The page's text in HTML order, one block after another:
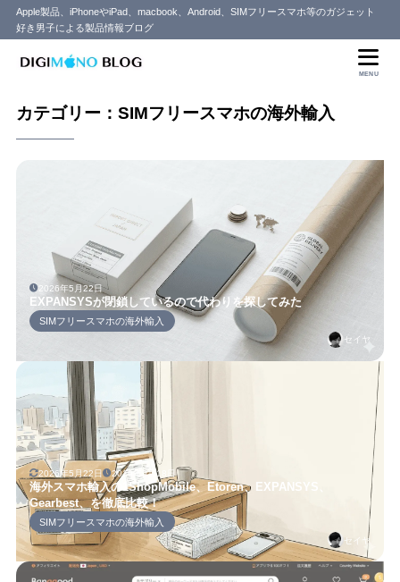
Apple製品、iPhoneやiPad、macbook、Android、SIMフリースマホ等のガジェット
好き男子による製品情報ブログ
MENU
カテゴリー：SIMフリースマホの海外輸入
2026年5月22日
EXPANSYSが閉鎖しているので代わりを探してみた
SIMフリースマホの海外輸入
セイヤ
2026年5月22日 2019年9月18日
海外スマホ輸入の1ShopMobile、Etoren、EXPANSYS、
Gearbest、を徹底比較！
SIMフリースマホの海外輸入
セイヤ